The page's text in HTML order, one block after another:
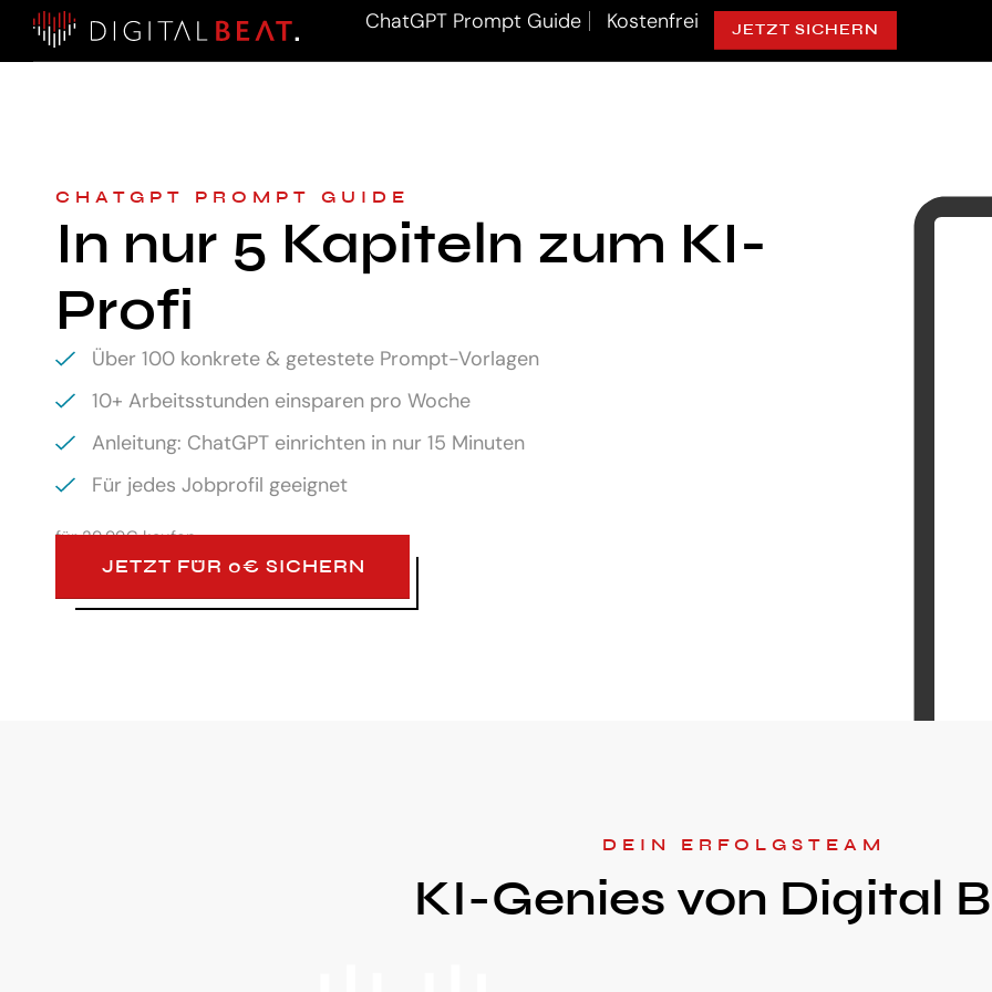
ChatGPT Prompt Guide Kostenfrei JETZT SICHERN
CHATGPT PROMPT GUIDE
In nur 5 Kapiteln zum KI-
Profi
Über 100 konkrete & getestete Prompt-Vorlagen
10+ Arbeitsstunden einsparen pro Woche
Anleitung: ChatGPT einrichten in nur 15 Minuten
Für jedes Jobprofil geeignet
für29,99€ kaufen
JETZT FÜR 0€ SICHERN
DEIN ERFOLGSTEAM
KI-Genies von Digital